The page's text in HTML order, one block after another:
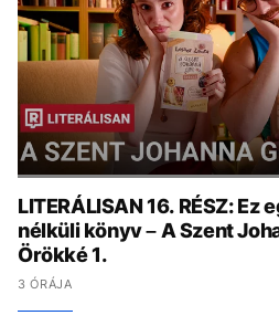
LITERÁLISAN 16. RÉSZ: Ez
nélküli könyv – A Szent
Örökké 1.
3 ÓRÁJA